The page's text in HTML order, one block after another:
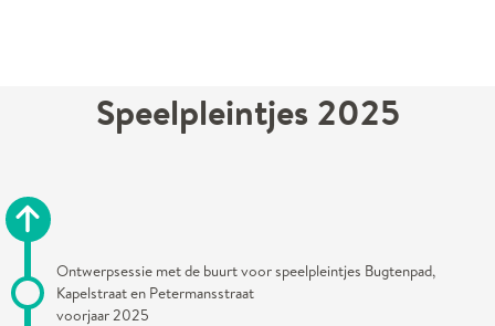
Speelpleintjes 2025
Ontwerpsessie met de buurt voor speelpleintjes Bugtenpad,
Kapelstraat en Petermansstraat
voorjaar 2025